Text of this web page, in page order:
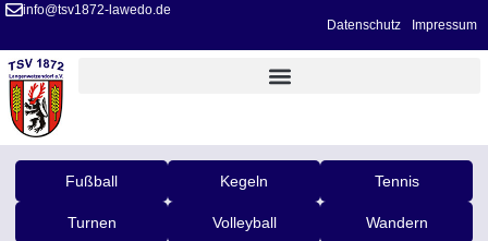
info@tsv1872-lawedo.de
Datenschutz
Impressum
Fußball Kegeln Tennis
Turnen Volleyball Wandern